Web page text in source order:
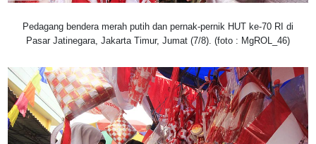
Pedagang bendera merah putih dan pernak-pernik HUT ke-70 RI di
Pasar Jatinegara, Jakarta Timur, Jumat (7/8). (foto : MgROL_46)